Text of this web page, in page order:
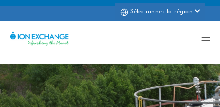
Sélectionnez la région